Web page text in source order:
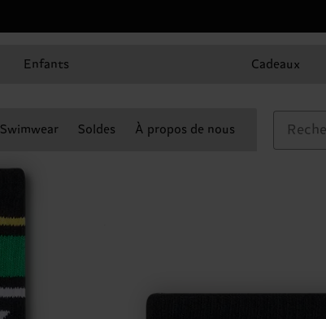
Enfants Cadeaux
Swimwear Soldes À propos de nous